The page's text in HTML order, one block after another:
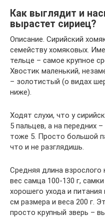
Как выглядит и
вырастет сириец?
Описание. Сирийский
семейству хомяковых.
тельце – самое крупное
Хвостик маленький,
– золотистый (о видах
ниже).
Ходят слухи, что у
5 пальцев, а на передних
тоже 5. Просто большой
что и не разглядишь.
Средняя длина взрослого
вес самца 100-130 г,
хорошего ухода и
см размера и веса 200 г.
просто крупный зверь –